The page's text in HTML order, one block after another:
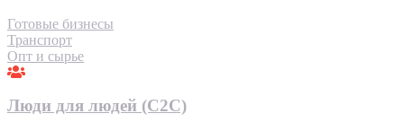
Готовые бизнесы
Транспорт
Опт и сырье
Люди для людей (С2С)